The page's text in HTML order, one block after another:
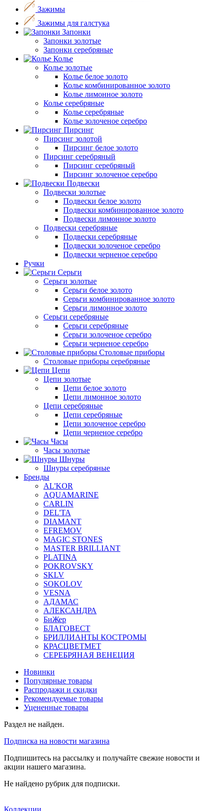
Зажимы
Зажимы для галстука
Запонки
Запонки золотые
Запонки серебряные
Колье
Колье золотые
Колье белое золото
Колье комбинированное золото
Колье лимонное золото
Колье серебряные
Колье серебряные
Колье золоченое серебро
Пирсинг
Пирсинг золотой
Пирсинг белое золото
Пирсинг серебряный
Пирсинг серебряный
Пирсинг золоченое серебро
Подвески
Подвески золотые
Подвески белое золото
Подвески комбинированное золото
Подвески лимонное золото
Подвески серебряные
Подвески серебряные
Подвески золоченое серебро
Подвески черненое серебро
Ручки
Серьги
Серьги золотые
Серьги белое золото
Серьги комбинированное золото
Серьги лимонное золото
Серьги серебряные
Серьги серебряные
Серьги золоченое серебро
Серьги черненое серебро
Столовые приборы
Столовые приборы серебряные
Цепи
Цепи золотые
Цепи белое золото
Цепи лимонное золото
Цепи серебряные
Цепи серебряные
Цепи золоченое серебро
Цепи черненое серебро
Часы
Часы золотые
Шнуры
Шнуры серебряные
Бренды
AL'KOR
AQUAMARINE
CARLIN
DEL'TA
DIAMANT
EFREMOV
MAGIC STONES
MASTER BRILLIANT
PLATINA
POKROVSKY
SKLV
SOKOLOV
VESNA
АДАМАС
АЛЕКСАНДРА
БиЖер
БЛАГОВЕСТ
БРИЛЛИАНТЫ КОСТРОМЫ
КРАСЦВЕТМЕТ
СЕРЕБРЯНАЯ ВЕНЕЦИЯ
Новинки
Популярные товары
Распродажи и скидки
Рекомендуемые товары
Уцененные товары
Раздел не найден.
Подписка на новости магазина
Подпишитесь на рассылку и получайте свежие новости и
акции нашего магазина.
Не найдено рубрик для подписки.
Коллекции